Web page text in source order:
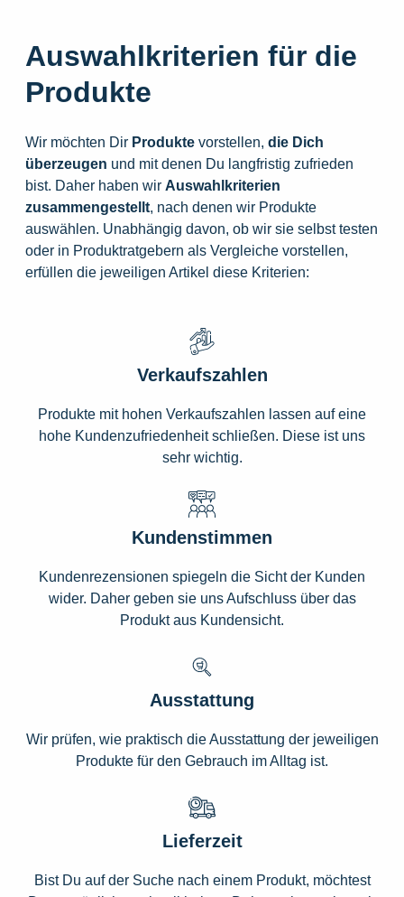
Auswahlkriterien für die
Produkte
Wir möchten Dir Produkte vorstellen, die Dich
überzeugen und mit denen Du langfristig zufrieden
bist. Daher haben wir Auswahlkriterien
zusammengestellt, nach denen wir Produkte
auswählen. Unabhängig davon, ob wir sie selbst testen
oder in Produktratgebern als Vergleiche vorstellen,
erfüllen die jeweiligen Artikel diese Kriterien:
Verkaufszahlen
Produkte mit hohen Verkaufszahlen lassen auf eine
hohe Kundenzufriedenheit schließen. Diese ist uns
sehr wichtig.
Kundenstimmen
Kundenrezensionen spiegeln die Sicht der Kunden
wider. Daher geben sie uns Aufschluss über das
Produkt aus Kundensicht.
Ausstattung
Wir prüfen, wie praktisch die Ausstattung der jeweiligen
Produkte für den Gebrauch im Alltag ist.
Lieferzeit
Bist Du auf der Suche nach einem Produkt, möchtest